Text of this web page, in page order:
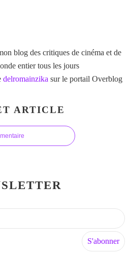
blog des critiques de cinéma et de
entier tous les jours
delromainzika sur le portail Overblog
ARTICLE